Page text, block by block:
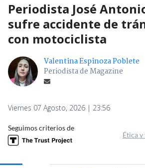
Periodista José
sufre accidente de
con motociclista
Valentina Espinoza Poblete
Periodista de Magazine
Viernes 07 Agosto, 2026 | 23:56
Seguimos criterios de
Ética y